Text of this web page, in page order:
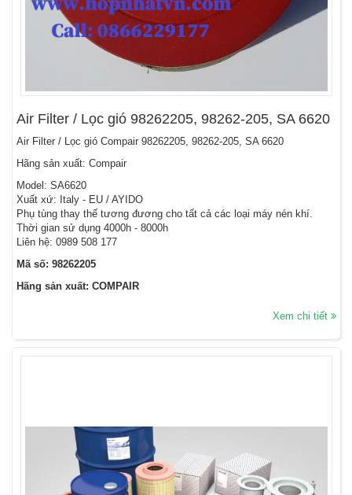
Air Filter / Lọc gió 98262205, 98262-205, SA 6620
Air Filter / Lọc gió Compair 98262205, 98262-205, SA 6620
Hãng sản xuất: Compair
Model: SA6620
Xuất xứ: Italy - EU / AYIDO
Phụ tùng thay thế tương đương cho tất cả các loại máy nén khí.
Thời gian sử dụng 4000h - 8000h
Liên hệ: 0989 508 177
Mã số: 98262205
Hãng sản xuất: COMPAIR
Xem chi tiết